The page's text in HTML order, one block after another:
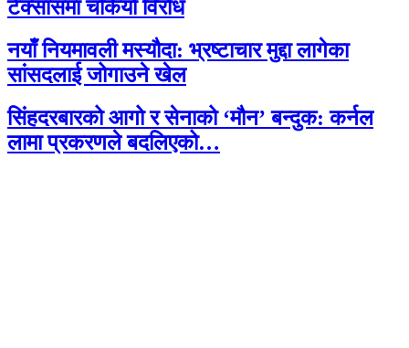
टेक्सासमा चर्कियो विरोध
नयाँ नियमावली मस्यौदा: भ्रष्टाचार मुद्दा लागेका
सांसदलाई जोगाउने खेल
सिंहदरबारको आगो र सेनाको ‘मौन’ बन्दुक: कर्नल
लामा प्रकरणले बदलिएको…